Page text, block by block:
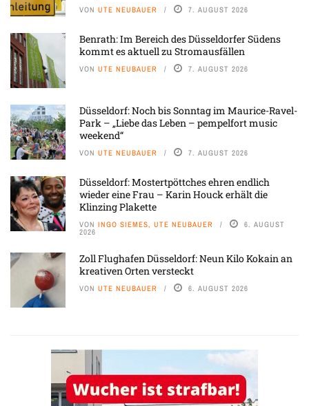
VON UTE NEUBAUER 7. AUGUST 2026
Benrath: Im Bereich des Düsseldorfer Südens
kommt es aktuell zu Stromausfällen
VON UTE NEUBAUER 7. AUGUST 2026
Düsseldorf: Noch bis Sonntag im Maurice-Ravel-
Park – „Liebe das Leben – pempelfort music
weekend“
VON UTE NEUBAUER 7. AUGUST 2026
Düsseldorf: Mostertpöttches ehren endlich
wieder eine Frau – Karin Houck erhält die
Klinzing Plakette
VON INGO SIEMES, UTE NEUBAUER 6. AUGUST
2026
Zoll Flughafen Düsseldorf: Neun Kilo Kokain an
kreativen Orten versteckt
VON UTE NEUBAUER 6. AUGUST 2026